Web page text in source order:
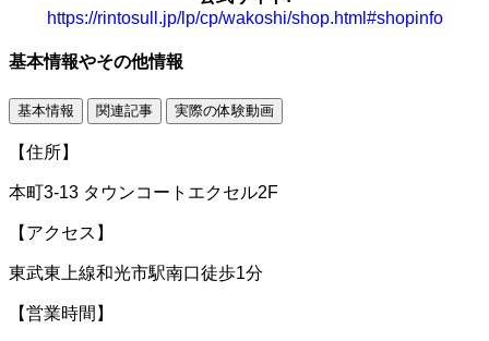
https://rintosull.jp/lp/cp/wakoshi/shop.html#shopinfo
基本情報やその他情報
基本情報 関連記事 実際の体験動画
【住所】
本町3-13 タウンコートエクセル2F
【アクセス】
東武東上線和光市駅南口徒歩1分
【営業時間】